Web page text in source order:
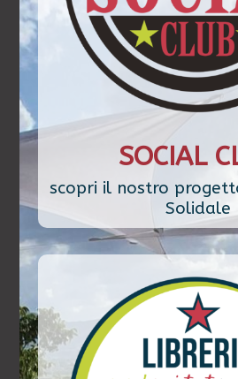
SOCIAL
scopri il nostro
Solidale